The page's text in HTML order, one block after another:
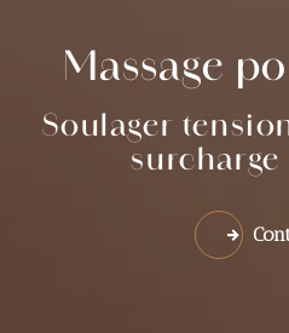
Massage
Soulager